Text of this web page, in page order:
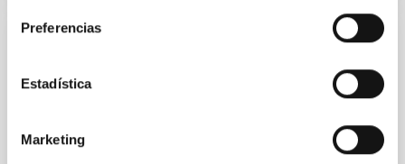
Preferencias
Estadística
Marketing
Clues to inside-out quenching in quiescent
Mg-abundance gradients from JWST-
SUSPENSE